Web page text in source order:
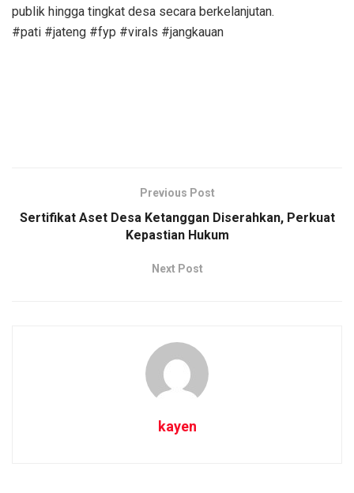
publik hingga tingkat desa secara berkelanjutan.
#pati #jateng #fyp #virals #jangkauan
Previous Post
Sertifikat Aset Desa Ketanggan Diserahkan, Perkuat
Kepastian Hukum
Next Post
kayen